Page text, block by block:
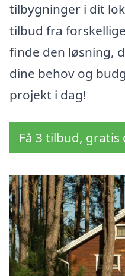
tilbygninger i dit
tilbud fra
finde den løsning,
dine behov og
projekt i dag!
Få 3 tilbud,